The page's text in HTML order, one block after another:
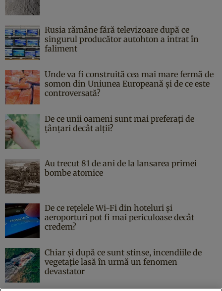
Rusia rămâne fără televizoare după ce
singurul producător autohton a intrat în
faliment
Unde va fi construită cea mai mare fermă de
somon din Uniunea Europeană și de ce este
controversată?
De ce unii oameni sunt mai preferați de
țânțari decât alții?
Au trecut 81 de ani de la lansarea primei
bombe atomice
De ce rețelele Wi-Fi din hoteluri și
aeroporturi pot fi mai periculoase decât
credem?
Chiar și după ce sunt stinse, incendiile de
vegetație lasă în urmă un fenomen
devastator